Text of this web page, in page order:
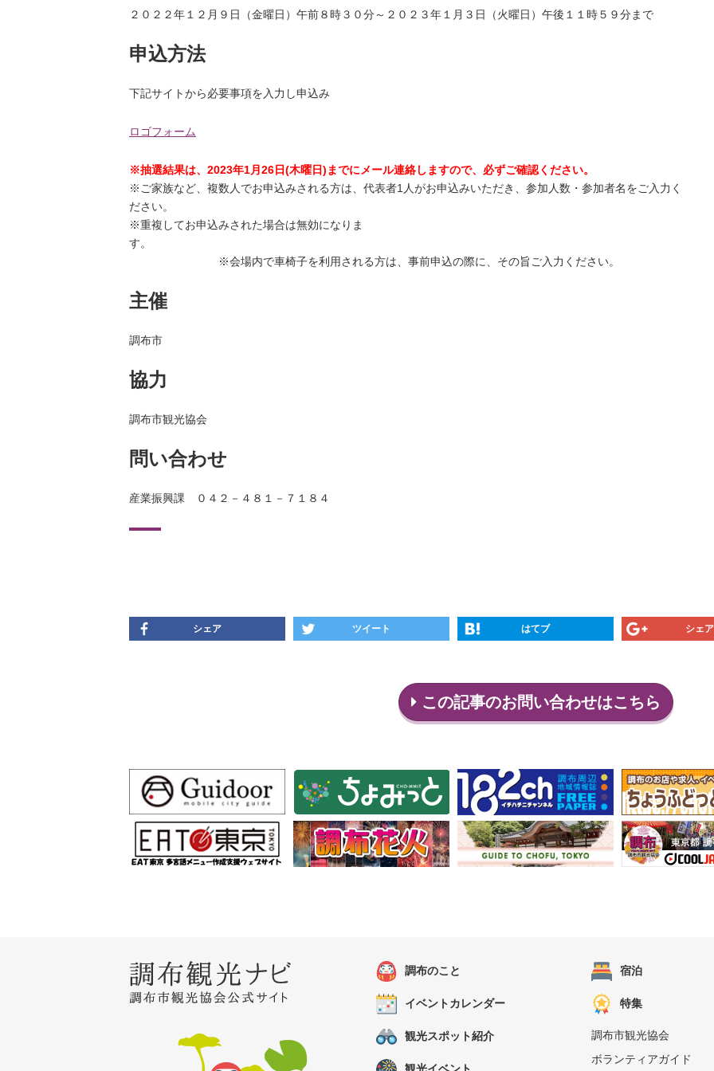
２０２２年１２月９日（金曜日）午前８時３０分～２０２３年１月３日（火曜日）午後１１時５９分まで
申込方法
下記サイトから必要事項を入力し申込み
ロゴフォーム
※抽選結果は、2023年1月26日(木曜日)までにメール連絡しますので、必ずご確認ください。
※ご家族など、複数人でお申込みされる方は、代表者1人がお申込みいただき、参加人数・参加者名をご入力く
ださい。
※重複してお申込みされた場合は無効になりま
す。
※会場内で車椅子を利用される方は、事前申込の際に、その旨ご入力ください。
主催
調布市
協力
調布市観光協会
問い合わせ
産業振興課 ０４２－４８１－７１８４
シェア ツイート はてブ シェア
この記事のお問い合わせはこちら
調布のこと
イベントカレンダー
観光スポット紹介
観光イベント
宿泊
特集
調布市観光協会
ボランティアガイド